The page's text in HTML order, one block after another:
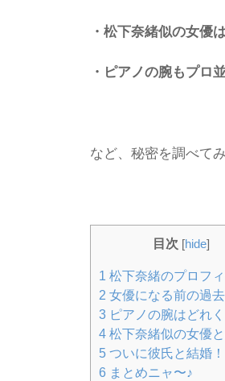
・松下奈緒似の女優
・ピアノの腕もプロ
など、秘密を調べてみ
目次 [hide]
1 松下奈緒のプロフ
2 女優になる前の過
3 ピアノの腕はどれ
4 松下奈緒似の女優
5 ついに彼氏と結婚！
6 まとめニャ〜♪